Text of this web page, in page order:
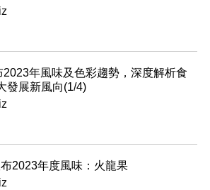
2023年風味及色彩趨勢，深度解析食
發展新風向(1/4)
2023年度風味：火龍果